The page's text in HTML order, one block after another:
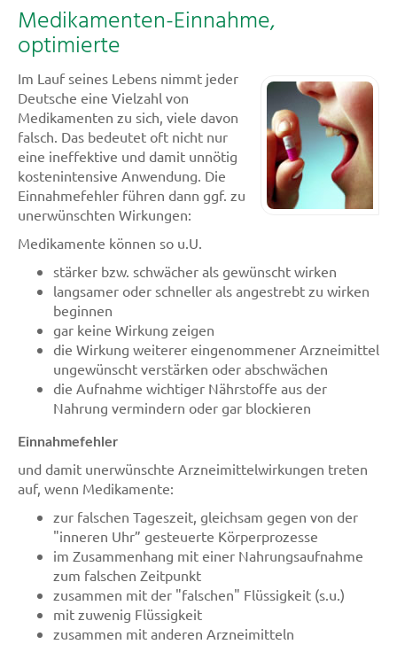
Medikamenten-Einnahme,
optimierte
Im Lauf seines Lebens nimmt jeder
Deutsche eine Vielzahl von
Medikamenten zu sich, viele davon
falsch. Das bedeutet oft nicht nur
eine ineffektive und damit unnötig
kostenintensive Anwendung. Die
Einnahmefehler führen dann ggf. zu
unerwünschten Wirkungen:
Medikamente können so u.U.
stärker bzw. schwächer als gewünscht wirken
langsamer oder schneller als angestrebt zu wirken
beginnen
gar keine Wirkung zeigen
die Wirkung weiterer eingenommener Arzneimittel
ungewünscht verstärken oder abschwächen
die Aufnahme wichtiger Nährstoffe aus der
Nahrung vermindern oder gar blockieren
Einnahmefehler
und damit unerwünschte Arzneimittelwirkungen treten
auf, wenn Medikamente:
zur falschen Tageszeit, gleichsam gegen von der
"inneren Uhr” gesteuerte Körperprozesse
im Zusammenhang mit einer Nahrungsaufnahme
zum falschen Zeitpunkt
zusammen mit der "falschen" Flüssigkeit (s.u.)
mit zuwenig Flüssigkeit
zusammen mit anderen Arzneimitteln